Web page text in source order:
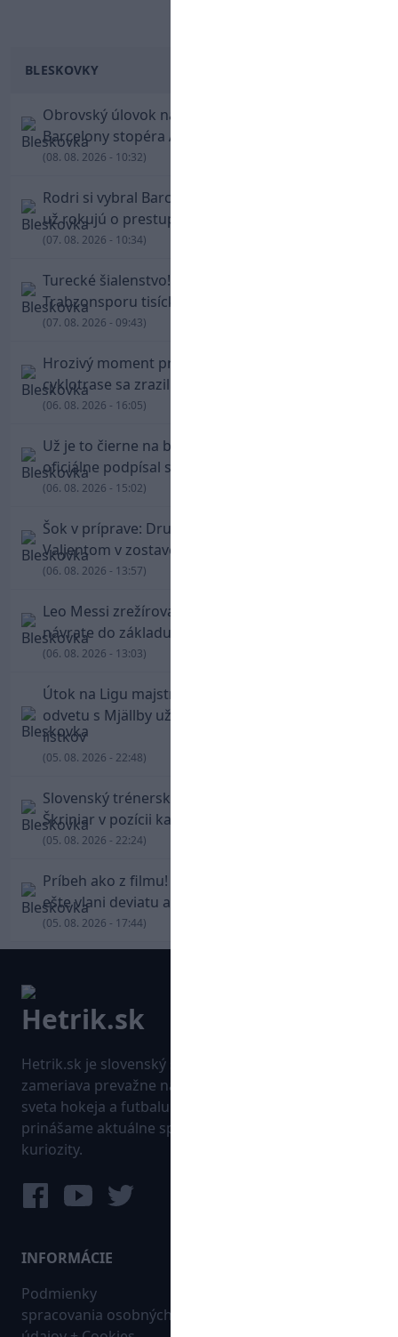
BLESKOVKY
Obrovský úlovok na Anfielde: Liverpool získal z
Barcelony stopéra Arauja
(08. 08. 2026 - 10:32)
Rodri si vybral Barcelonu a odmietol Real. Kluby
už rokujú o prestupovej čiastke
(07. 08. 2026 - 10:34)
Turecké šialenstvo! Salaha vítali na štadióne
Trabzonsporu tisícky fanúšikov
(07. 08. 2026 - 09:43)
Hrozivý moment pre Zdena Cháru! Na
cyklotrase sa zrazil s bežcom
(06. 08. 2026 - 16:05)
Už je to čierne na bielom: Mohamed Salah
oficiálne podpísal s Trabzonsporom
(06. 08. 2026 - 15:02)
Šok v príprave: Druholigová Mallorca s
Valjentom v zostave zdolala PSG
(06. 08. 2026 - 13:57)
Leo Messi zrežíroval obrat Interu Miami, pri
návrate do základu strelil dva góly
(06. 08. 2026 - 13:03)
Útok na Ligu majstrov láka! Slovan hlási na
odvetu s Mjällby už viac ako 13-tisíc predaných
lístkov
(05. 08. 2026 - 22:48)
Slovenský trénerský súboj pre Borbélyho,
Škriniar v pozícii kapitána potiahol Fenerbahce
(05. 08. 2026 - 22:24)
Príbeh ako z filmu! Hrdina Slovana Kianga hral
ešte vlani deviatu anglickú ligu
(05. 08. 2026 - 17:44)
Hetrik.sk je slovenský športový portál, ktorý sa
zameriava prevažne na najnovšie informácie zo
sveta hokeja a futbalu. Pravidelne na dennej báze
prinášame aktuálne správy, góly, zaujímavosti a
kuriozity.
INFORMÁCIE
Podmienky
spracovania osobných